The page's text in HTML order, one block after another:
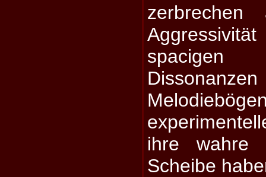
zerbrechen
spacigen
ihre wahre
Scheibe